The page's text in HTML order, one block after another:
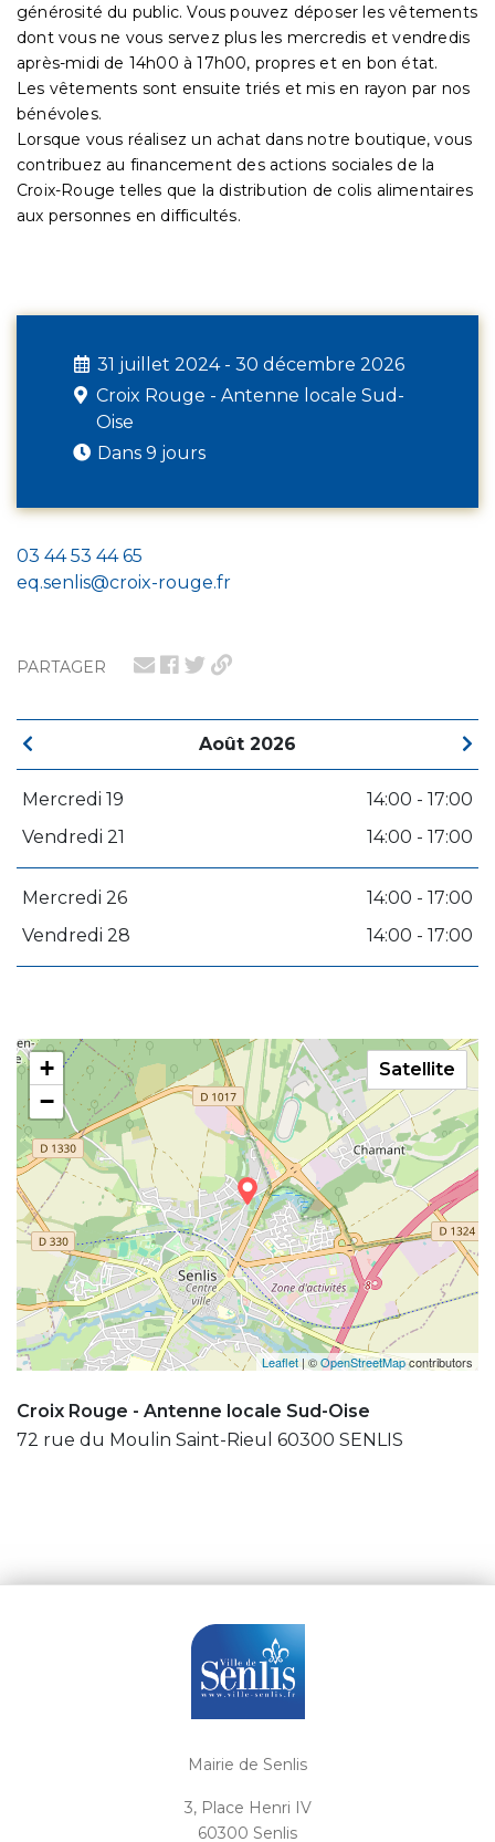
PARTAGER
Août 2026
Mercredi 19
14:00 - 17:00
Vendredi 21
14:00 - 17:00
Mercredi 26
14:00 - 17:00
Vendredi 28
14:00 - 17:00
+
−
Leaflet | ©OpenStreetMapcontributors
Satellite
Croix Rouge - Antenne locale Sud-Oise
72 rue du Moulin Saint-Rieul 60300 SENLIS
générosité du public. Vous pouvez déposer les vêtements
dont vous ne vous servez plus les mercredis et vendredis
après-midi de 14h00 à 17h00, propres et en bon état.
Les vêtements sont ensuite triés et mis en rayon par nos
bénévoles.
Lorsque vous réalisez un achat dans notre boutique, vous
contribuez au financement des actions sociales de la
Croix-Rouge telles que la distribution de colis alimentaires
aux personnes en difficultés.
31 juillet 2024 - 30 décembre 2026
Croix Rouge - Antenne locale Sud-
Oise
Dans 9 jours
03 44 53 44 65
eq.senlis@croix-rouge.fr
Mairie de Senlis
3, Place Henri IV
60300 Senlis